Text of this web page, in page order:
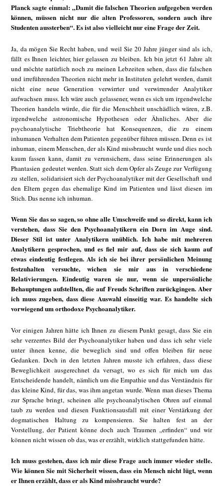
Planck sagte einmal: „Damit die falschen Theorien aufgegeben werden
können, müssen nicht nur die alten Professoren, sondern auch ihre
Studenten aussterben“. Es ist also vielleicht nur eine Frage der Zeit.
Ja, da mögen Sie Recht haben, und weil Sie 20 Jahre jünger sind als ich,
fällt es Ihnen leichter, hier gelassen zu bleiben. Ich bin jetzt 61 Jahre alt
und möchte natürlich noch zu meinen Lebzeiten sehen, dass die falschen
und irreführenden Theorien nicht mehr in Instituten gelehrt werden, damit
nicht eine neue Generation verwirrter und verwirrender Analytiker
aufwachsen muss. Ich wäre auch gelassener, wenn es sich um irgendwelche
Theorien handeln würde, die für die Menschheit unschädlich wären, z.B.
irgendwelche astronomische Hypothesen oder Ähnliches. Aber die
psychoanalytische Triebtheorie hat Konsequenzen, die zu einem
inhumanen Verhalten dem Patienten gegenüber führen müssen. Denn es ist
inhuman, einem Menschen, der als Kind missbraucht wurde und dies noch
kaum fassen kann, damit zu verunsichern, dass seine Erinnerungen als
Phantasien gedeutet werden. Statt sich dem Opfer als Zeuge zur Verfügung
zu stellen, solidarisiert sich der Psychoanalytiker mit der Gesellschaft und
den Eltern gegen das ehemalige Kind im Patienten und lässt diesen im
Stich. Das nenne ich inhuman.
Wenn Sie das so sagen, so ohne alle Umschweife und so direkt, kann ich
verstehen, dass Sie den Psychoanalytikern ein Dorn im Auge sind.
Dieser Stil ist unter Analytikern unüblich. Ich habe mit mehreren
Analytikern gesprochen, und es fiel mir auf, dass sie sich kaum auf
etwas eindeutig festlegen. Als ich sie bei ihrer persönlichen Meinung
festzuhalten versuchte, wichen sie mir aus in verschiedene
Relativierungen. Eindeutig waren sie nur, wenn sie unpersönliche
Behauptungen aufstellten, die auf Freuds Schriften zurückgingen. Aber
ich muss zugeben, dass diese Auswahl einseitig war. Es handelte sich
vorwiegend um orthodoxe Psychoanalytiker.
Vor einigen Jahren hätte ich Ihnen zu diesem Punkt gesagt, dass Sie ein
sehr verzerrtes Bild der Psychoanalytiker haben und dass ich sehr viele
unter ihnen kenne, die beweglich sind und offen bleiben für neue
Gedanken. Doch in den letzten Jahren musste ich erfahren, dass diese
Beweglichkeit ausgerechnet da versagt, wo es sich für mich um das
Entscheidende handelt, nämlich um die Empathie und das Verständnis für
das kleine Kind, für das, was ihm angetan wurde. Wenn man dieses Thema
zur Sprache bringt, scheinen alle psychoanalytischen Ohren auf einmal
taub zu werden und diesen Funktionsausfall mit einer Verstärkung der
dogmatischen Haltung zu kompensieren. Sie halten fest an der
Vorstellung, der Patient könne doch auch Traumen „erfinden“ und wir
können nicht wissen ob das, was er erzählt, wirklich stattgefunden hätte.
Ich muss gestehen, dass ich mir diese Frage auch immer wieder stelle.
Wie können Sie mit Sicherheit wissen, dass ein Mensch nicht lügt, wenn
er Ihnen erzählt, dass er als Kind missbraucht wurde?